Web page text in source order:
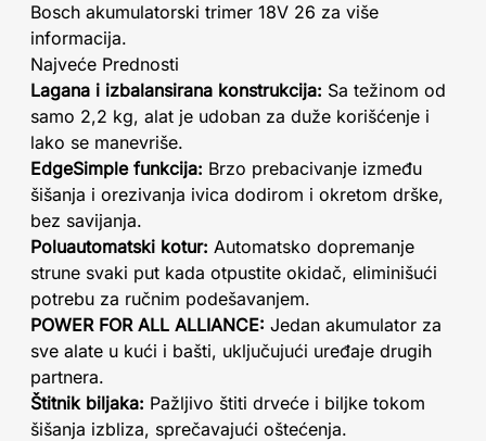
Bosch akumulatorski trimer 18V 26 za više
informacija.
Najveće Prednosti
Lagana i izbalansirana konstrukcija: Sa težinom od
samo 2,2 kg, alat je udoban za duže korišćenje i
lako se manevriše.
EdgeSimple funkcija: Brzo prebacivanje između
šišanja i orezivanja ivica dodirom i okretom drške,
bez savijanja.
Poluautomatski kotur: Automatsko dopremanje
strune svaki put kada otpustite okidač, eliminišući
potrebu za ručnim podešavanjem.
POWER FOR ALL ALLIANCE: Jedan akumulator za
sve alate u kući i bašti, uključujući uređaje drugih
partnera.
Štitnik biljaka: Pažljivo štiti drveće i biljke tokom
šišanja izbliza, sprečavajući oštećenja.